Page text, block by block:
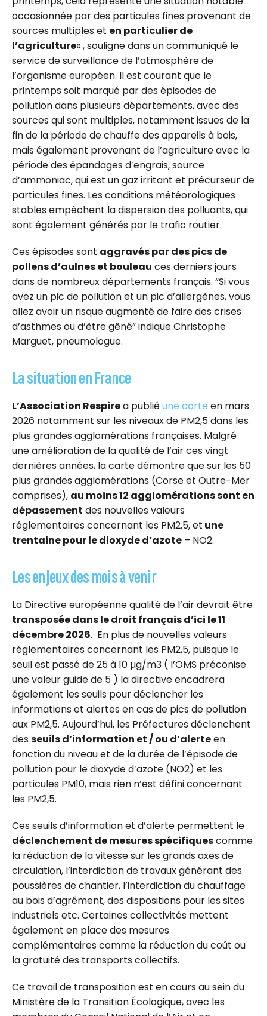
occasionnée par des particules fines provenant de
sources multiples et en particulier de
l’agriculture« , souligne dans un communiqué le
service de surveillance de l’atmosphère de
l’organisme européen. Il est courant que le
printemps soit marqué par des épisodes de
pollution dans plusieurs départements, avec des
sources qui sont multiples, notamment issues de la
fin de la période de chauffe des appareils à bois,
mais également provenant de l’agriculture avec la
période des épandages d’engrais, source
d’ammoniac, qui est un gaz irritant et précurseur de
particules fines. Les conditions météorologiques
stables empêchent la dispersion des polluants, qui
sont également générés par le trafic routier.
Ces épisodes sont aggravés par des pics de
pollens d’aulnes et bouleau ces derniers jours
dans de nombreux départements français. “Si vous
avez un pic de pollution et un pic d’allergènes, vous
allez avoir un risque augmenté de faire des crises
d’asthmes ou d’être gêné” indique Christophe
Marguet, pneumologue.
La situation en France
L’Association Respirea publiéune carte en mars
2026 notamment sur les niveaux de PM2,5 dans les
plus grandes agglomérations françaises. Malgré
une amélioration de la qualité de l’air ces vingt
dernières années, la carte démontre que sur les 50
plus grandes agglomérations (Corse et Outre-Mer
comprises), au moins 12 agglomérations sont en
dépassement des nouvelles valeurs
réglementaires concernant les PM2,5, et une
trentaine pour le dioxyde d’azote – NO2.
Les enjeux des mois à venir
La Directive européenne qualité de l’air devrait être
transposée dans le droit français d’ici le 11
décembre 2026. En plus de nouvelles valeurs
réglementaires concernant les PM2,5, puisque le
seuil est passé de 25 à 10 µg/m3 ( l’OMS préconise
une valeur guide de 5 ) la directive encadrera
également les seuils pour déclencher les
informations et alertes en cas de pics de pollution
aux PM2,5. Aujourd’hui, les Préfectures déclenchent
desseuils d’information et / ou d’alerteen
fonction du niveau et de la durée de l’épisode de
pollution pour le dioxyde d’azote (NO2) et les
particules PM10, mais rien n’est défini concernant
les PM2,5.
Ces seuils d’information et d’alerte permettent le
déclenchement de mesures spécifiquescomme
la réduction de la vitesse sur les grands axes de
circulation, l’interdiction de travaux générant des
poussières de chantier, l’interdiction du chauffage
au bois d’agrément, des dispositions pour les sites
industriels etc. Certaines collectivités mettent
également en place des mesures
complémentaires comme la réduction du coût ou
la gratuité des transports collectifs.
Ce travail de transposition est en cours au sein du
Ministère de la Transition Écologique, avec les